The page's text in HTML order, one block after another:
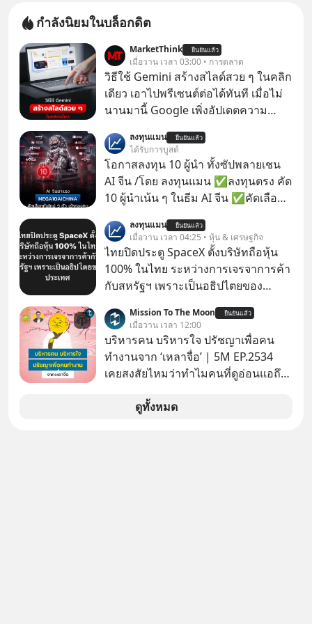
กำลังนิยมในบล็อกดิต
MarketThink ยืนยันแล้ว
เมื่อวาน เวลา 03:00 • การตลาด
วิธีใช้ Gemini สร้างสไลด์สวย ๆ ในคลิก
เดียว เอาไปพรีเซนต์ต่อได้ทันที เมื่อไม่
นานมานี้ Google เพิ่งอัปเดตความ
สามารถใช้ Gemini ช่วยสร้างสไลด์นำ
เสนอแบบสวย ๆ ได้ในคลิกเดียว ไม่ต้อง
เสียเวลาทำเองอีกต่อไป
ลงทุนแมน ยืนยันแล้ว
ได้รับการบูสต์
โอกาสลงทุน 10 ผู้นำ ทั้งซัปพลายเชน
AI จีน /โดย ลงทุนแมน ✅ลงทุนตรง คัด
10 ผู้นำเน้น ๆ ในธีม AI จีน ✅คัดเลือก
เจ้าของผู้นำ AI จีน ตั้งแต่โรงงานผลิตชิป
หน่วยความจำ โมเดล AI ยันหุ่นยนต์
✅ได้การรับยกเว้นภาษี Capital Gain
ตามกฎหมายภาษีของประเทศไทย
ลงทุนแมน ยืนยันแล้ว
เมื่อวาน เวลา 04:25 • หุ้น & เศรษฐกิจ
ไทยปิดประตู SpaceX ตั้งบริษัทถือหุ้น
100% ในไทย ระหว่างการเจรจาการค้า
กับสหรัฐฯ เพราะเป็นอธิปไตยของ
ประกาศจุดยืนชัดเจนว่า จะไม่อนุญาต
ให้บริษัทสหรัฐฯ ตั้งบริษัทโทรคมนาคม
ดาวเทียมที่ถือหุ้น 100% โดยชาวต่าง
ชาติ ในระหว่างการเจรจาการค้ากับ
รัฐบาลสหรัฐ โดยให้เหตุผลว่าเป็น
ประเด็นด้านอธิปไตยของประเทศ
Mission To The Moon ยืนยันแล้ว
เมื่อวาน เวลา 12:00
บริหารคน บริหารใจ ปรัชญาเพื่อคน
ทำงานจาก ‘เหลาจื่อ’ | 5M EP.2534
เคยสงสัยไหมว่าทำไมคนที่ดูอ่อนแอถึง
สถานการณ์ แล้วทำไมคนที่ไม่ออกแรง
ดูทั้งหมด